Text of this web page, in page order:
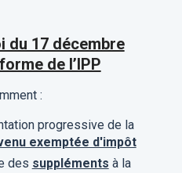
du 17 décembre
de l’IPP
:
progressive de la
exemptée d'impôt
des suppléments à la